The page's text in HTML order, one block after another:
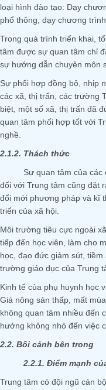
loại hình đào tạo: Dạy
phổ thông, dạy chương
Trong quá trình triển khai,
tâm được sự quan tâm chỉ
sự hướng dẫn chuyên môn
Sự phối hợp đồng bộ, nhịp
các xã, thị trấn, các trường
biệt, một số xã, thị trấn đã
quan tâm phối hợp tốt với
nghề.
2.1.2. Thách thức
Sự quan tâm của
đối với Trung tâm cũng đặt
đổi mới phương pháp và kĩ
triển của xã hội.
Môi trường tiêu cực ngoài
tiếp đến học viên, làm cho
học, đạo đức giảm sút,
trường giáo dục của Trung
Kinh tế của phụ huynh học
Giá nông sản thấp, mất
không quan tâm nhiều đến
hưởng không nhỏ đến việc
2.2. Bối cảnh bên trong
2.2.1. Điểm mạnh của
Trung tâm có đội ngũ cán